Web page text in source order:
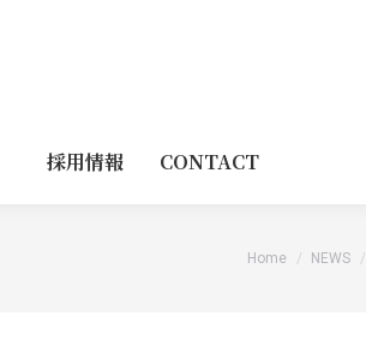
採用情報 CONTACT
You are here:
Home NEWS